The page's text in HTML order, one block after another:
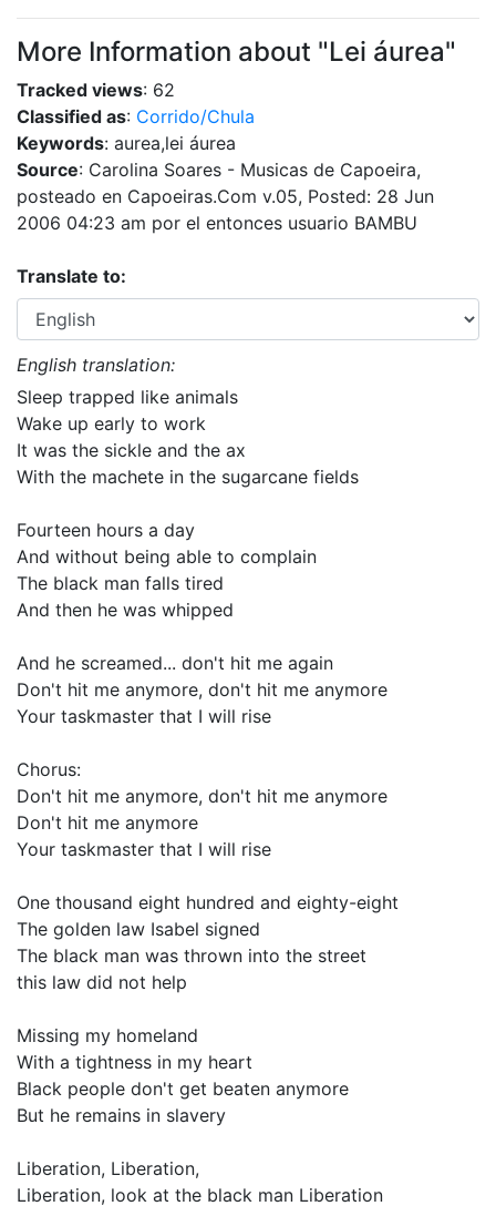
More Information about "Lei áurea"
Tracked views: 62
Classified as: Corrido/Chula
Keywords: aurea,lei áurea
Source: Carolina Soares - Musicas de Capoeira,
posteado en Capoeiras.Com v.05, Posted: 28 Jun
2006 04:23 am por el entonces usuario BAMBU
Translate to:
English translation:
Sleep trapped like animals
Wake up early to work
It was the sickle and the ax
With the machete in the sugarcane fields
Fourteen hours a day
And without being able to complain
The black man falls tired
And then he was whipped
And he screamed... don't hit me again
Don't hit me anymore, don't hit me anymore
Your taskmaster that I will rise
Chorus:
Don't hit me anymore, don't hit me anymore
Don't hit me anymore
Your taskmaster that I will rise
One thousand eight hundred and eighty-eight
The golden law Isabel signed
The black man was thrown into the street
this law did not help
Missing my homeland
With a tightness in my heart
Black people don't get beaten anymore
But he remains in slavery
Liberation, Liberation,
Liberation, look at the black man Liberation